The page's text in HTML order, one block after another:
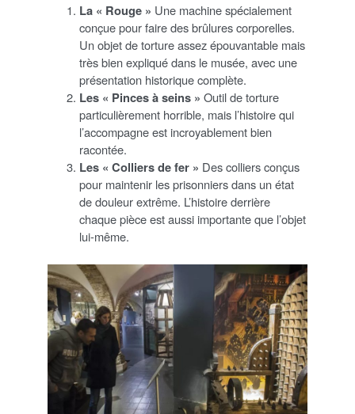
La « Rouge » Une machine spécialement
conçue pour faire des brûlures corporelles.
Un objet de torture assez épouvantable mais
très bien expliqué dans le musée, avec une
présentation historique complète.
Les « Pinces à seins » Outil de torture
particulièrement horrible, mais l’histoire qui
l’accompagne est incroyablement bien
racontée.
Les « Colliers de fer » Des colliers conçus
pour maintenir les prisonniers dans un état
de douleur extrême. L’histoire derrière
chaque pièce est aussi importante que l’objet
lui-même.